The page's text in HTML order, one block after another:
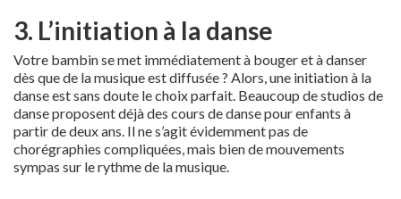
3. L’initiation à la danse
Votre bambin se met immédiatement à bouger et à danser
dès que de la musique est diffusée ? Alors, une initiation à la
danse est sans doute le choix parfait. Beaucoup de studios de
danse proposent déjà des cours de danse pour enfants à
partir de deux ans. Il ne s’agit évidemment pas de
chorégraphies compliquées, mais bien de mouvements
sympas sur le rythme de la musique.